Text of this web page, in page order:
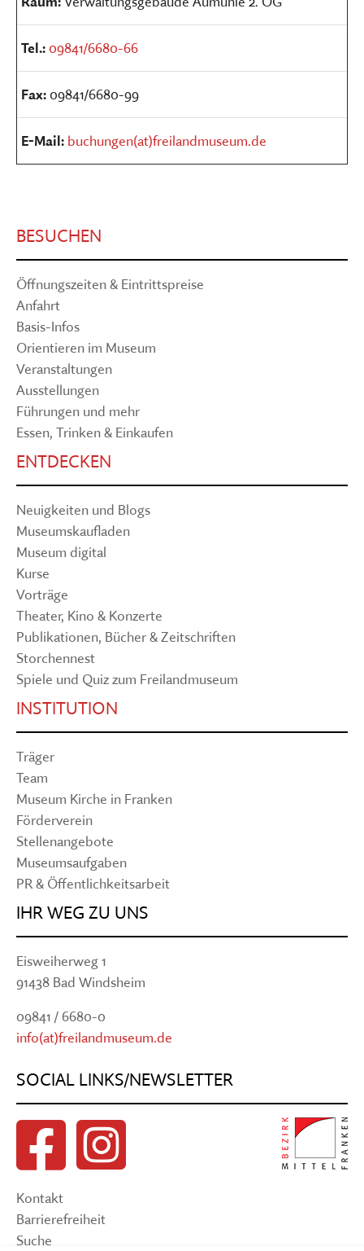
Tel.:09841/6680-66
Fax:09841/6680-99
E-Mail: buchungen(at)freilandmuseum.de
BESUCHEN
Öffnungszeiten & Eintrittspreise
Anfahrt
Basis-Infos
Orientieren im Museum
Veranstaltungen
Ausstellungen
Führungen und mehr
Essen, Trinken & Einkaufen
ENTDECKEN
Neuigkeiten und Blogs
Museumskaufladen
Museum digital
Kurse
Vorträge
Theater, Kino & Konzerte
Publikationen, Bücher & Zeitschriften
Storchennest
Spiele und Quiz zum Freilandmuseum
INSTITUTION
Träger
Team
Museum Kirche in Franken
Förderverein
Stellenangebote
Museumsaufgaben
PR & Öffentlichkeitsarbeit
IHR WEG ZU UNS
Eisweiherweg 1
91438 Bad Windsheim
09841 / 6680-0
info(at)freilandmuseum.de
SOCIAL LINKS/NEWSLETTER
Kontakt
Barrierefreiheit
Suche